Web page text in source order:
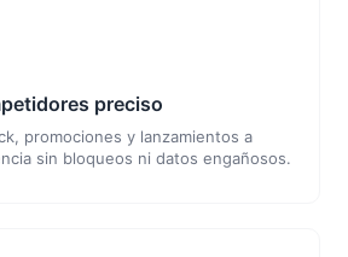
preciso
promociones y lanzamientos a
sin bloqueos ni datos engañosos.